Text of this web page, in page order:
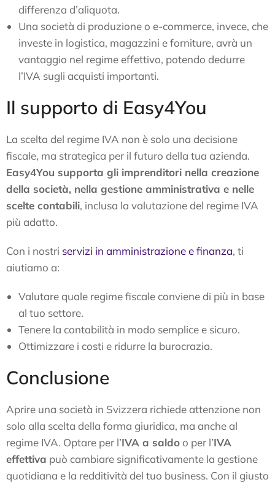
differenza d’aliquota.
Una società di produzione o e-commerce, invece, che
investe in logistica, magazzini e forniture, avrà un
vantaggio nel regime effettivo, potendo dedurre
l’IVA sugli acquisti importanti.
Il supporto di Easy4You
La scelta del regime IVA non è solo una decisione
fiscale, ma strategica per il futuro della tua azienda.
Easy4You supporta gli imprenditori nella creazione
della società, nella gestione amministrativa e nelle
scelte contabili, inclusa la valutazione del regime IVA
più adatto.
Con i nostri servizi in amministrazione e finanza, ti
aiutiamo a:
Valutare quale regime fiscale conviene di più in base
al tuo settore.
Tenere la contabilità in modo semplice e sicuro.
Ottimizzare i costi e ridurre la burocrazia.
Conclusione
Aprire una società in Svizzera richiede attenzione non
solo alla scelta della forma giuridica, ma anche al
regime IVA. Optare per l’IVA a saldoo per l’IVA
effettiva può cambiare significativamente la gestione
quotidiana e la redditività del tuo business. Con il giusto